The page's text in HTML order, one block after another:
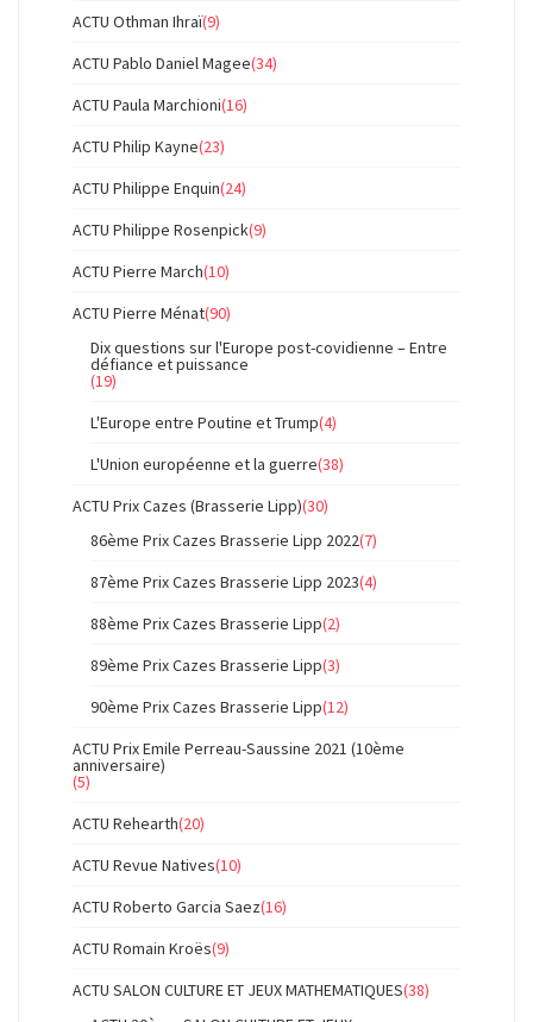
ACTU Othman Ihraï(9)
ACTU Pablo Daniel Magee(34)
ACTU Paula Marchioni(16)
ACTU Philip Kayne(23)
ACTU Philippe Enquin(24)
ACTU Philippe Rosenpick(9)
ACTU Pierre March(10)
ACTU Pierre Ménat(90)
Dix questions sur l'Europe post-covidienne – Entre
défiance et puissance
(19)
L'Europe entre Poutine et Trump(4)
L'Union européenne et la guerre(38)
ACTU Prix Cazes (Brasserie Lipp)(30)
86ème Prix Cazes Brasserie Lipp 2022(7)
87ème Prix Cazes Brasserie Lipp 2023(4)
88ème Prix Cazes Brasserie Lipp(2)
89ème Prix Cazes Brasserie Lipp(3)
90ème Prix Cazes Brasserie Lipp(12)
ACTU Prix Emile Perreau-Saussine 2021 (10ème
anniversaire)
(5)
ACTU Rehearth(20)
ACTU Revue Natives(10)
ACTU Roberto Garcia Saez(16)
ACTU Romain Kroës(9)
ACTU SALON CULTURE ET JEUX MATHEMATIQUES(38)